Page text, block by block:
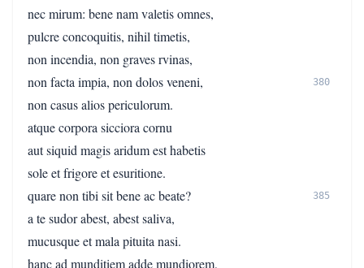
nec mirum: bene nam valetis omnes,
pulcre concoquitis, nihil timetis,
non incendia, non graves rvinas,
non facta impia, non dolos veneni,
380
non casus alios periculorum.
atque corpora sicciora cornu
aut siquid magis aridum est habetis
sole et frigore et esuritione.
quare non tibi sit bene ac beate?
385
a te sudor abest, abest saliva,
mucusque et mala pituita nasi.
hanc ad munditiem adde mundiorem,